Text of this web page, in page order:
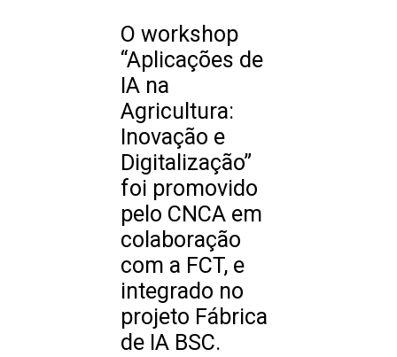
O workshop
“Aplicações de
IA na
Agricultura:
Inovação e
Digitalização”
foi promovido
pelo CNCA em
colaboração
com a FCT, e
integrado no
projeto Fábrica
de IA BSC.